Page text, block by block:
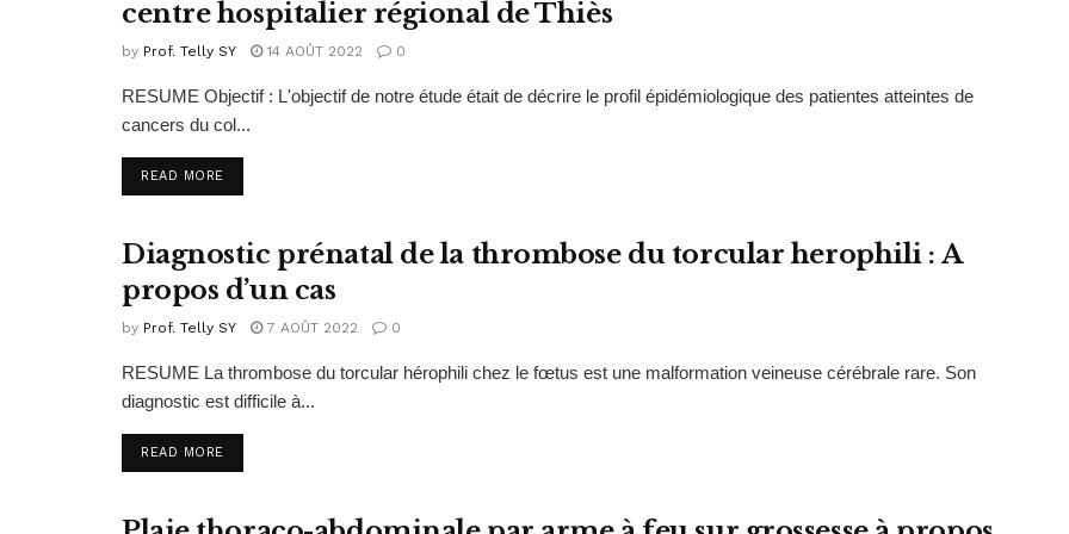
centre hospitalier régional de Thiès
by Prof. Telly SY 14 AOÛT 2022 0
RESUME Objectif : L'objectif de notre étude était de décrire le profil épidémiologique des patientes atteintes de
cancers du col...
READ MORE
PUBLICATIONS 2020
Diagnostic prénatal de la thrombose du torcular herophili : A
propos d’un cas
by Prof. Telly SY 7 AOÛT 2022 0
RESUME La thrombose du torcular hérophili chez le fœtus est une malformation veineuse cérébrale rare. Son
diagnostic est difficile à...
READ MORE